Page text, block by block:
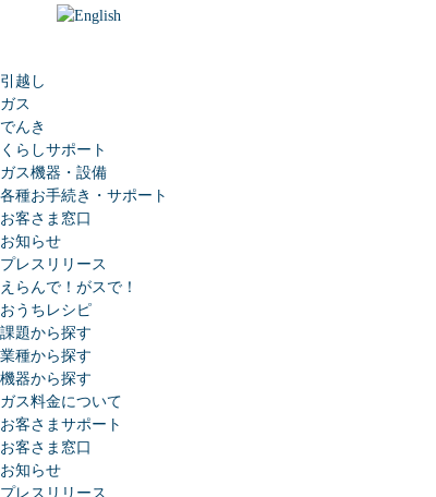
引越し
ガス
でんき
くらしサポート
ガス機器・設備
各種お手続き・サポート
お客さま窓口
お知らせ
プレスリリース
えらんで！がスで！
おうちレシピ
課題から探す
業種から探す
機器から探す
ガス料金について
お客さまサポート
お客さま窓口
お知らせ
プレスリリース